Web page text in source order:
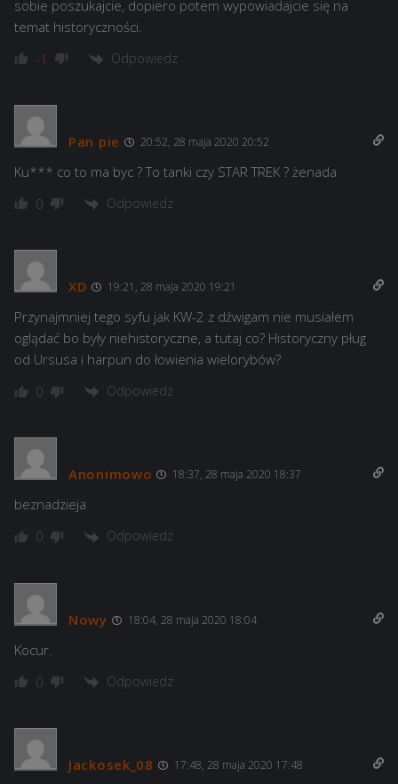
sobie poszukajcie, dopiero potem wypowiadajcie się na
temat historyczności.
-1 Odpowiedz
Pan pie 20:52, 28 maja 2020 20:52
Ku*** co to ma byc ? To tanki czy STAR TREK ? żenada
0 Odpowiedz
XD 19:21, 28 maja 2020 19:21
Przynajmniej tego syfu jak KW-2 z dźwigam nie musiałem
oglądać bo były niehistoryczne, a tutaj co? Historyczny pług
od Ursusa i harpun do łowienia wielorybów?
0 Odpowiedz
Anonimowo 18:37, 28 maja 2020 18:37
beznadzieja
0 Odpowiedz
Nowy 18:04, 28 maja 2020 18:04
Kocur.
0 Odpowiedz
Jackosek_08 17:48, 28 maja 2020 17:48